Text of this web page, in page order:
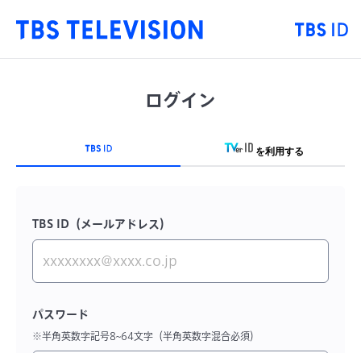
ログイン
TVer ID
を利用する
TBS ID（メールアドレス）
パスワード
※半角英数字記号8~64文字（半角英数字混合必須）